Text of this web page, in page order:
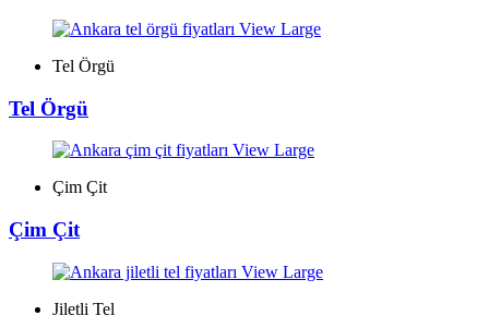
View Large
Tel Örgü
Tel Örgü
View Large
Çim Çit
Çim Çit
View Large
Jiletli Tel